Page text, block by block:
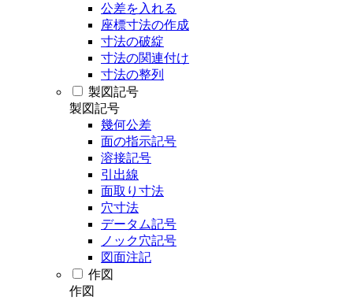
公差を入れる
座標寸法の作成
寸法の破綻
寸法の関連付け
寸法の整列
製図記号
製図記号
幾何公差
面の指示記号
溶接記号
引出線
面取り寸法
穴寸法
データム記号
ノック穴記号
図面注記
作図
作図